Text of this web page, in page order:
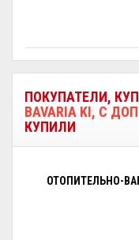
ПОКУПАТЕЛИ,
BAVARIA KI, С
КУПИЛИ
ОТОПИТЕЛЬНО-